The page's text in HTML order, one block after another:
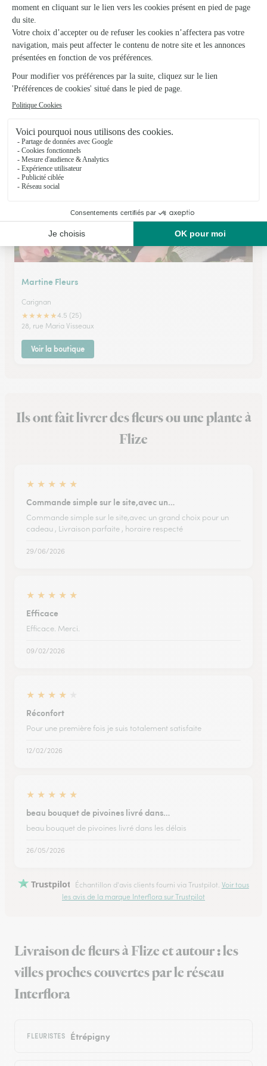
Posta
Carignan
37, rue Maria-Visseaux
Voir la boutique
Martine Fleurs
Carignan
★★★★★4.5 (25)
28, rue Maria Visseaux
Voir la boutique
Ils ont fait livrer des fleurs ou une plante à
Flize
★ ★ ★ ★ ★
Commande simple sur le site,avec un…
Commande simple sur le site,avec un grand choix pour un
cadeau , Livraison parfaite , horaire respecté
29/06/2026
★ ★ ★ ★ ★
Efficace
Efficace. Merci.
09/02/2026
★ ★ ★ ★
Réconfort
Pour une première fois je suis totalement satisfaite
12/02/2026
★ ★ ★ ★ ★
beau bouquet de pivoines livré dans…
beau bouquet de pivoines livré dans les délais
26/05/2026
Trustpilot Échantillon d'avis clients fourni via Trustpilot. Voir tous
les avis de la marque Interflora sur Trustpilot
Livraison de fleurs à Flize et autour : les
villes proches couvertes par le réseau
Interflora
FLEURISTES Étrépigny